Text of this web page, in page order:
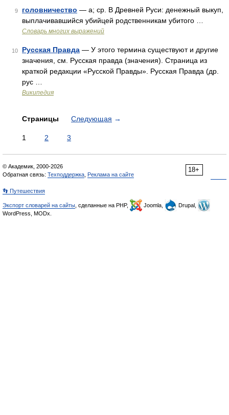
9 головничество — а; ср. В Древней Руси: денежный выкуп,
выплачивавшийся убийцей родственникам убитого …
Словарь многих выражений
10 Русская Правда — У этого термина существуют и другие
значения, см. Русская правда (значения). Страница из
краткой редакции «Русской Правды». Русская Правда (др.
рус …
Википедия
Страницы Следующая →
1 2 3
18+
© Академик, 2000-2026
Обратная связь: Техподдержка Реклама на сайте
👣 Путешествия
Экспорт словарей на сайты , сделанные на PHP, Joomla,
Drupal,
WordPress, MODx.